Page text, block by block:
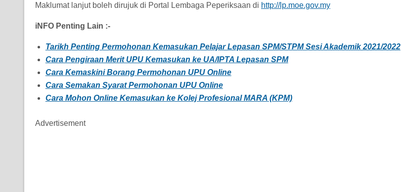
Maklumat lanjut boleh dirujuk di Portal Lembaga Peperiksaan di http://lp.moe.gov.my
iNFO Penting Lain :-
Tarikh Penting Permohonan Kemasukan Pelajar Lepasan SPM/STPM Sesi Akademik 2021/2022
Cara Pengiraan Merit UPU Kemasukan ke UA/IPTA Lepasan SPM
Cara Kemaskini Borang Permohonan UPU Online
Cara Semakan Syarat Permohonan UPU Online
Cara Mohon Online Kemasukan ke Kolej Profesional MARA (KPM)
Advertisement